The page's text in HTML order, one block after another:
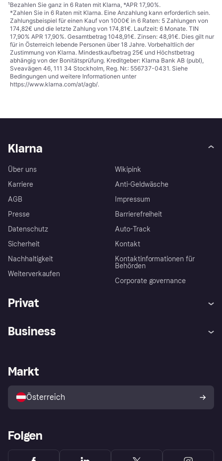
¹Bezahlen Sie ganz in 6 Raten mit Klarna, *APR 17,90%.
*Zahlen Sie in 6 Raten mit Klarna. Eine Anzahlung kann erforderlich sein.
Zahlungsbeispiel für einen Kauf von 1000€ in 6 Raten: 5 Zahlungen von
174,82€ und die letzte Zahlung von 174,81€. Laufzeit: 6 Monate. TIN
17,90% APR 17,90%. Gesamtbetrag 1048,91€. Zinsen: 48,91€. Dies gilt nur
für in Österreich lebende Personen über 18 Jahre. Vorbehaltlich der
Zustimmung von Klarna. Mindestkaufbetrag 25€ und Höchstbetrag
abhängig von der Bonitätsprüfung. Kreditgeber: Klarna Bank AB (publ),
Sveavägen 46, 111 34 Stockholm, Reg. Nr.: 556737-0431. Siehe
Bedingungen und weitere Informationen unter
https://www.klarna.com/at/agb/.
Klarna
Über uns
Karriere
AGB
Presse
Datenschutz
Sicherheit
Nachhaltigkeit
Weiterverkaufen
Wikipink
Anti-Geldwäsche
Impressum
Barrierefreiheit
Auto-Track
Kontakt
Kontaktinformationen für
Behörden
Corporate governance
Privat
Shops entdecken
Business
Händlerportal
Markt
Österreich
Folgen